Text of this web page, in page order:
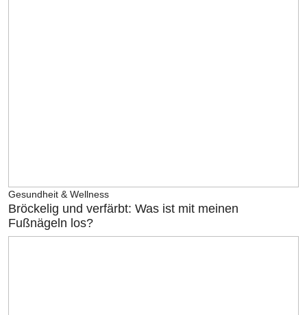
Gesundheit & Wellness
Bröckelig und verfärbt: Was ist mit meinen
Fußnägeln los?